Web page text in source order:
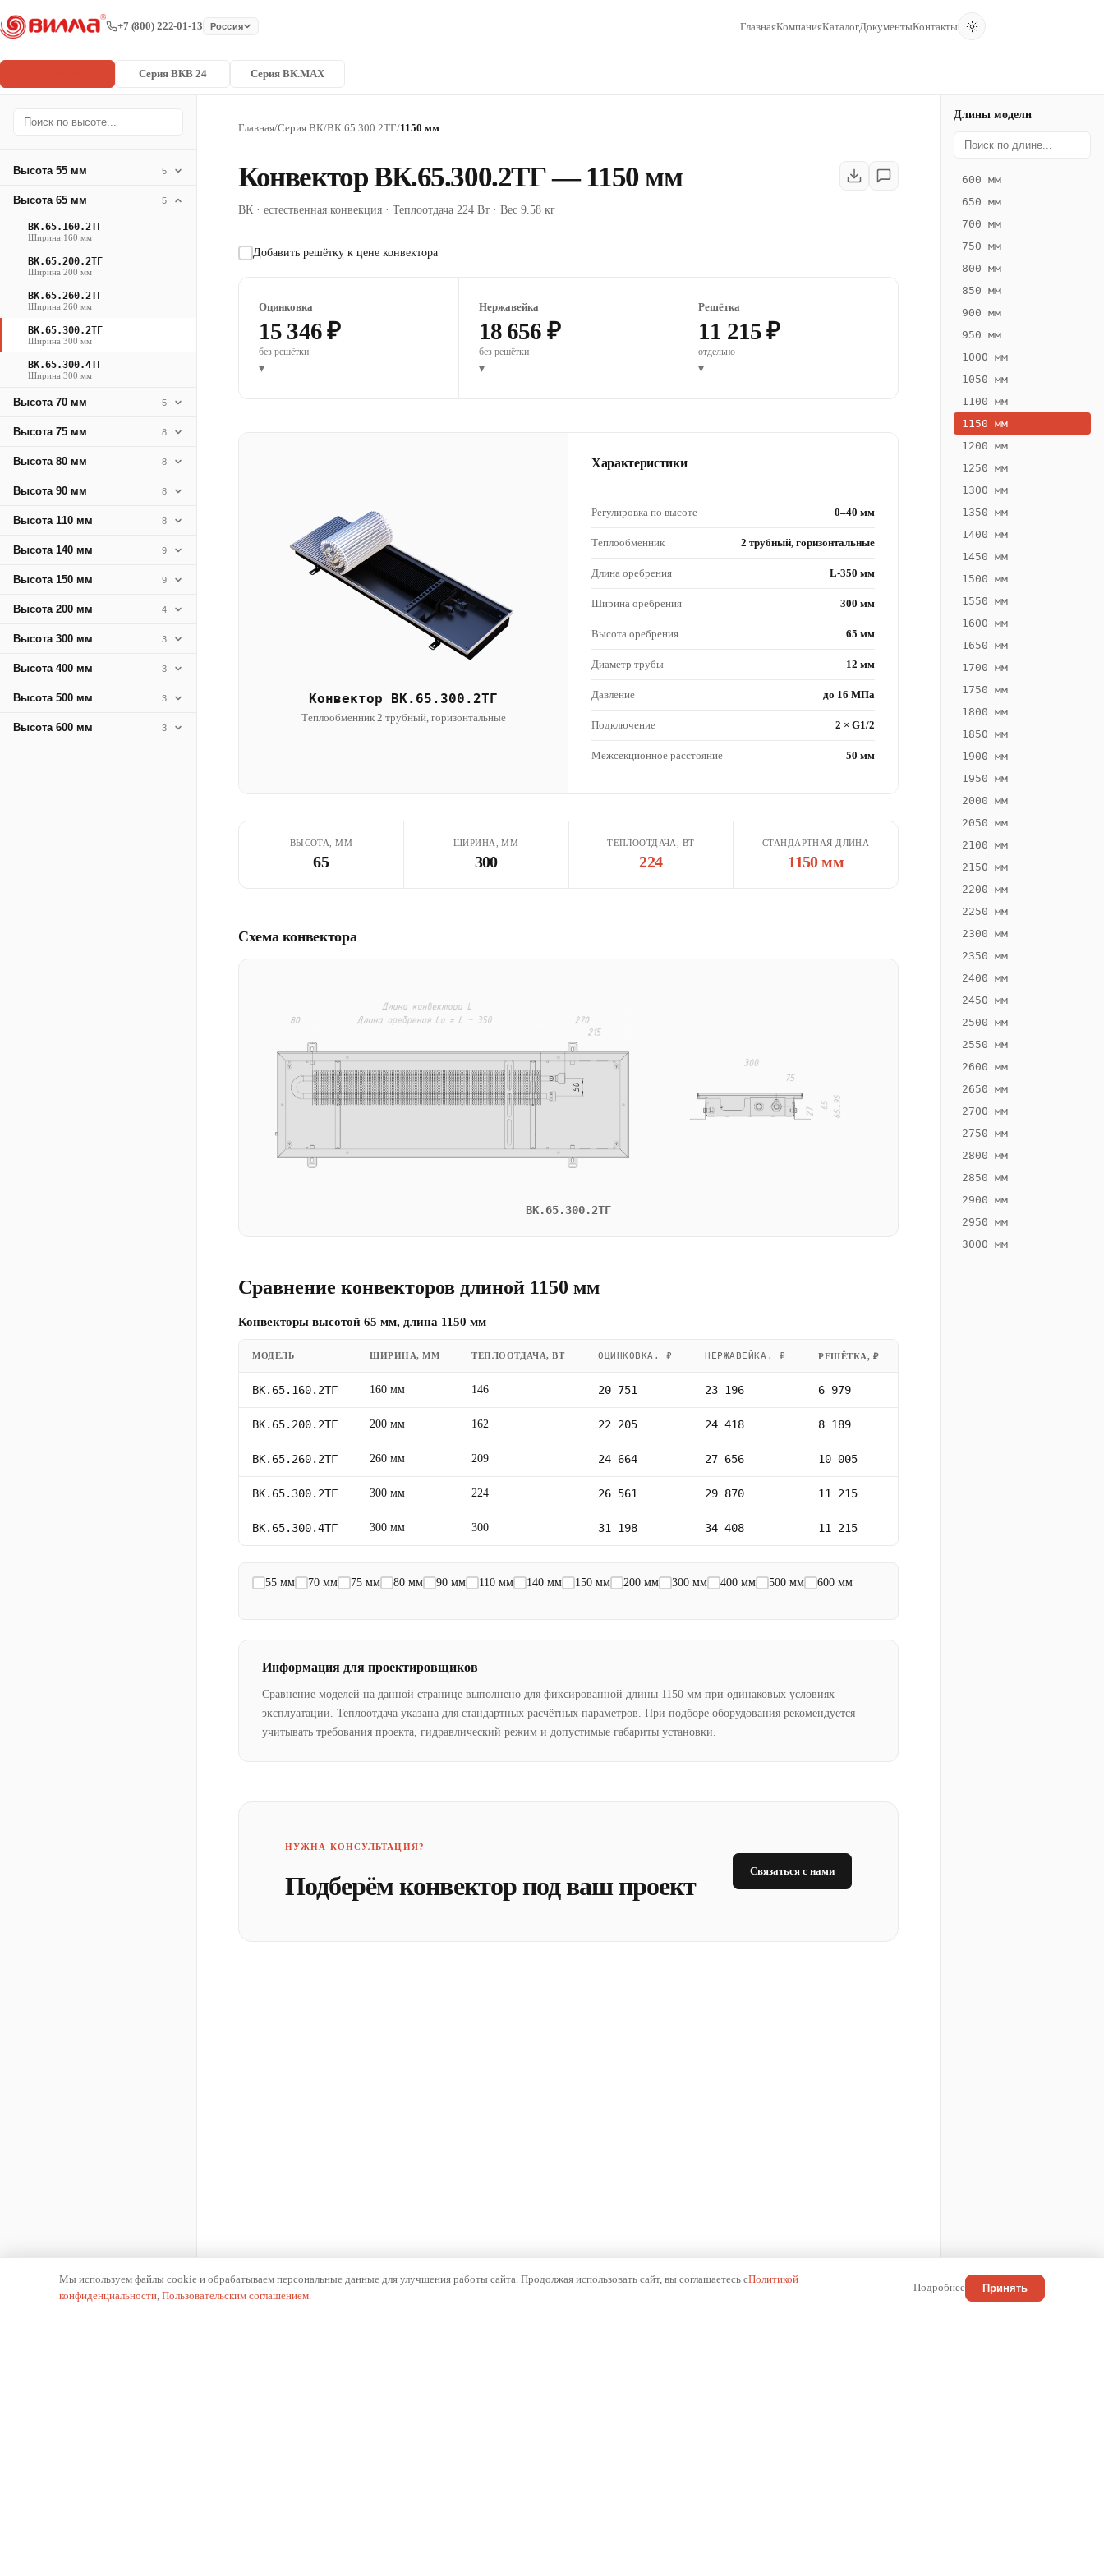
+7 (800) 222-01-13 Россия ГлавнаяКомпанияКаталогДокументыКонтакты
Серия ВКВ 24 Серия ВК.MAX
Высота 55 мм 5
Высота 65 мм 5
ВК.65.160.2ТГ
Ширина 160 мм
ВК.65.200.2ТГ
Ширина 200 мм
ВК.65.260.2ТГ
Ширина 260 мм
ВК.65.300.2ТГ
Ширина 300 мм
ВК.65.300.4ТГ
Ширина 300 мм
Высота 70 мм 5
Высота 75 мм 8
Высота 80 мм 8
Высота 90 мм 8
Высота 110 мм 8
Высота 140 мм 9
Высота 150 мм 9
Высота 200 мм 4
Высота 300 мм 3
Высота 400 мм 3
Высота 500 мм 3
Высота 600 мм 3
Главная/Серия ВК/ВК.65.300.2ТГ/1150 мм
Конвектор ВК.65.300.2ТГ — 1150 мм
ВК · естественная конвекция · Теплоотдача 224 Вт · Вес 9.58 кг
Добавить решётку к цене конвектора
Оцинковка
15 346 ₽
без решётки
▾
Нержавейка
18 656 ₽
без решётки
▾
Решётка
11 215 ₽
отдельно
▾
Конвектор ВК.65.300.2ТГ
Теплообменник 2 трубный, горизонтальные
Характеристики
Регулировка по высоте 0–40 мм
Теплообменник 2 трубный, горизонтальные
Длина оребрения L-350 мм
Ширина оребрения 300 мм
Высота оребрения 65 мм
Диаметр трубы 12 мм
Давление до 16 МПа
Подключение 2 × G1/2
Межсекционное расстояние 50 мм
ВЫСОТА, ММ
65
ШИРИНА, ММ
300
ТЕПЛООТДАЧА, ВТ
224
СТАНДАРТНАЯ ДЛИНА
1150 мм
Схема конвектора
ВК.65.300.2ТГ
Сравнение конвекторов длиной 1150 мм
Конвекторы высотой 65 мм, длина 1150 мм
МОДЕЛЬ ШИРИНА, ММ ТЕПЛООТДАЧА, ВТ ОЦИНКОВКА, ₽ НЕРЖАВЕЙКА, ₽ РЕШЁТКА, ₽
ВК.65.160.2ТГ 160 мм 146 20 751 23 196 6 979
ВК.65.200.2ТГ 200 мм 162 22 205 24 418 8 189
ВК.65.260.2ТГ 260 мм 209 24 664 27 656 10 005
ВК.65.300.2ТГ 300 мм 224 26 561 29 870 11 215
ВК.65.300.4ТГ 300 мм 300 31 198 34 408 11 215
55 мм 70 мм 75 мм 80 мм 90 мм 110 мм 140 мм 150 мм 200 мм 300 мм 400 мм 500 мм 600 мм
Информация для проектировщиков
Сравнение моделей на данной странице выполнено для фиксированной длины 1150 мм при одинаковых условиях
эксплуатации. Теплоотдача указана для стандартных расчётных параметров. При подборе оборудования рекомендуется
учитывать требования проекта, гидравлический режим и допустимые габариты установки.
НУЖНА КОНСУЛЬТАЦИЯ?
Подберём конвектор под ваш проект Связаться с нами
Длины модели
600 мм
650 мм
700 мм
750 мм
800 мм
850 мм
900 мм
950 мм
1000 мм
1050 мм
1100 мм
1150 мм
1200 мм
1250 мм
1300 мм
1350 мм
1400 мм
1450 мм
1500 мм
1550 мм
1600 мм
1650 мм
1700 мм
1750 мм
1800 мм
1850 мм
1900 мм
1950 мм
2000 мм
2050 мм
2100 мм
2150 мм
2200 мм
2250 мм
2300 мм
2350 мм
2400 мм
2450 мм
2500 мм
2550 мм
2600 мм
2650 мм
2700 мм
2750 мм
2800 мм
2850 мм
2900 мм
2950 мм
3000 мм
Мы используем файлы cookie и обрабатываем персональные данные для улучшения работы сайта. Продолжая использовать сайт, вы соглашаетесь сПолитикой
конфиденциальности, Пользовательским соглашением.
Подробнее Принять